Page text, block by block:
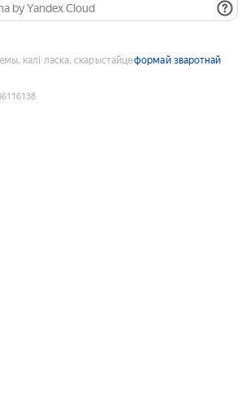
by Yandex Cloud
калі ласка, скарыстайцеформай зваротнай